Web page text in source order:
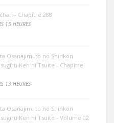
- Chapitre 288
15 HEURES
Osanajimi to no Shinkon
Ken ni Tsuite - Chapitre
13 HEURES
Osanajimi to no Shinkon
Ken ni Tsuite - Volume 02